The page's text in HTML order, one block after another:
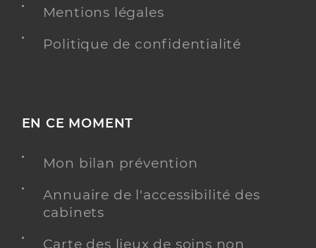
Mentions légales
Politique de confidentialité
EN CE MOMENT
Mon bilan prévention
Annuaire de l'accessibilité des
cabinets
Carte des lieux de soins non